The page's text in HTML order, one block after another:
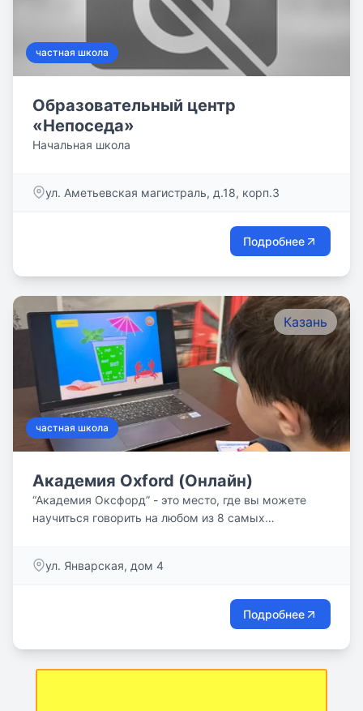
частная школа
Образовательный центр
«Непоседа»
Начальная школа
ул. Аметьевская магистраль, д.18, корп.3
Подробнее
Казань
частная школа
Академия Oxford (Онлайн)
“Академия Оксфорд” - это место, где вы можете
научиться говорить на любом из 8 самых
ул. Январская, дом 4
Подробнее